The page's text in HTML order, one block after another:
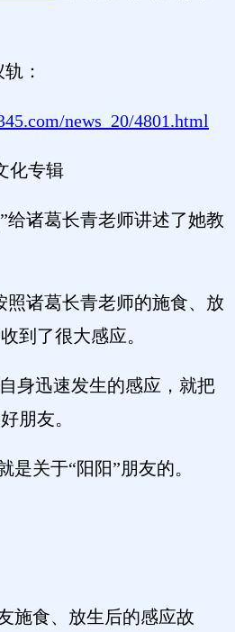
：
news_20/4801.html
化专辑
给诸葛长青老师讲述了她教
照诸葛长青老师的施食、放
到了很大感应。
身迅速发生的感应，就把
朋友。
关于“阳阳”朋友的。
施食、放生后的感应故